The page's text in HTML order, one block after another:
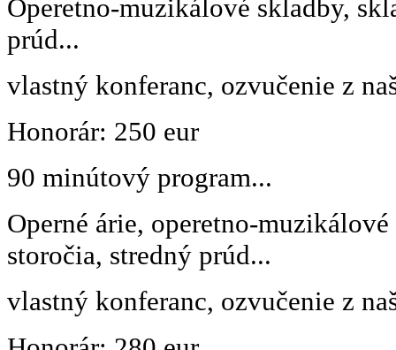
Operetno-muzikálové skladby,
prúd...
vlastný konferanc, ozvučenie z
Honorár: 250 eur
90 minútový program...
Operné árie, operetno-
storočia, stredný prúd...
vlastný konferanc, ozvučenie z